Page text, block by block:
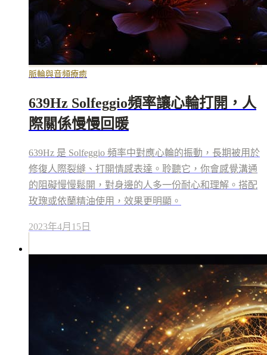
脈輪與音頻療癒
639Hz Solfeggio頻率讓心輪打開，人
際關係慢慢回暖
639Hz 是 Solfeggio 頻率中對應心輪的振動，長期被用於
修復人際裂縫、打開情感表達。聆聽它，你會感覺溝通
的阻礙慢慢鬆開，對身邊的人多一份耐心和理解。搭配
玫瑰或依蘭精油使用，效果更明顯。
2023年4月15日